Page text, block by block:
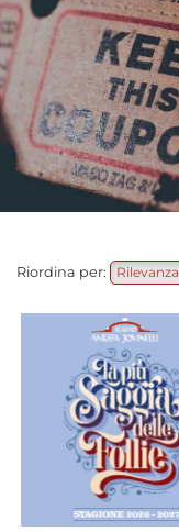
Riordina per: Rilevanza